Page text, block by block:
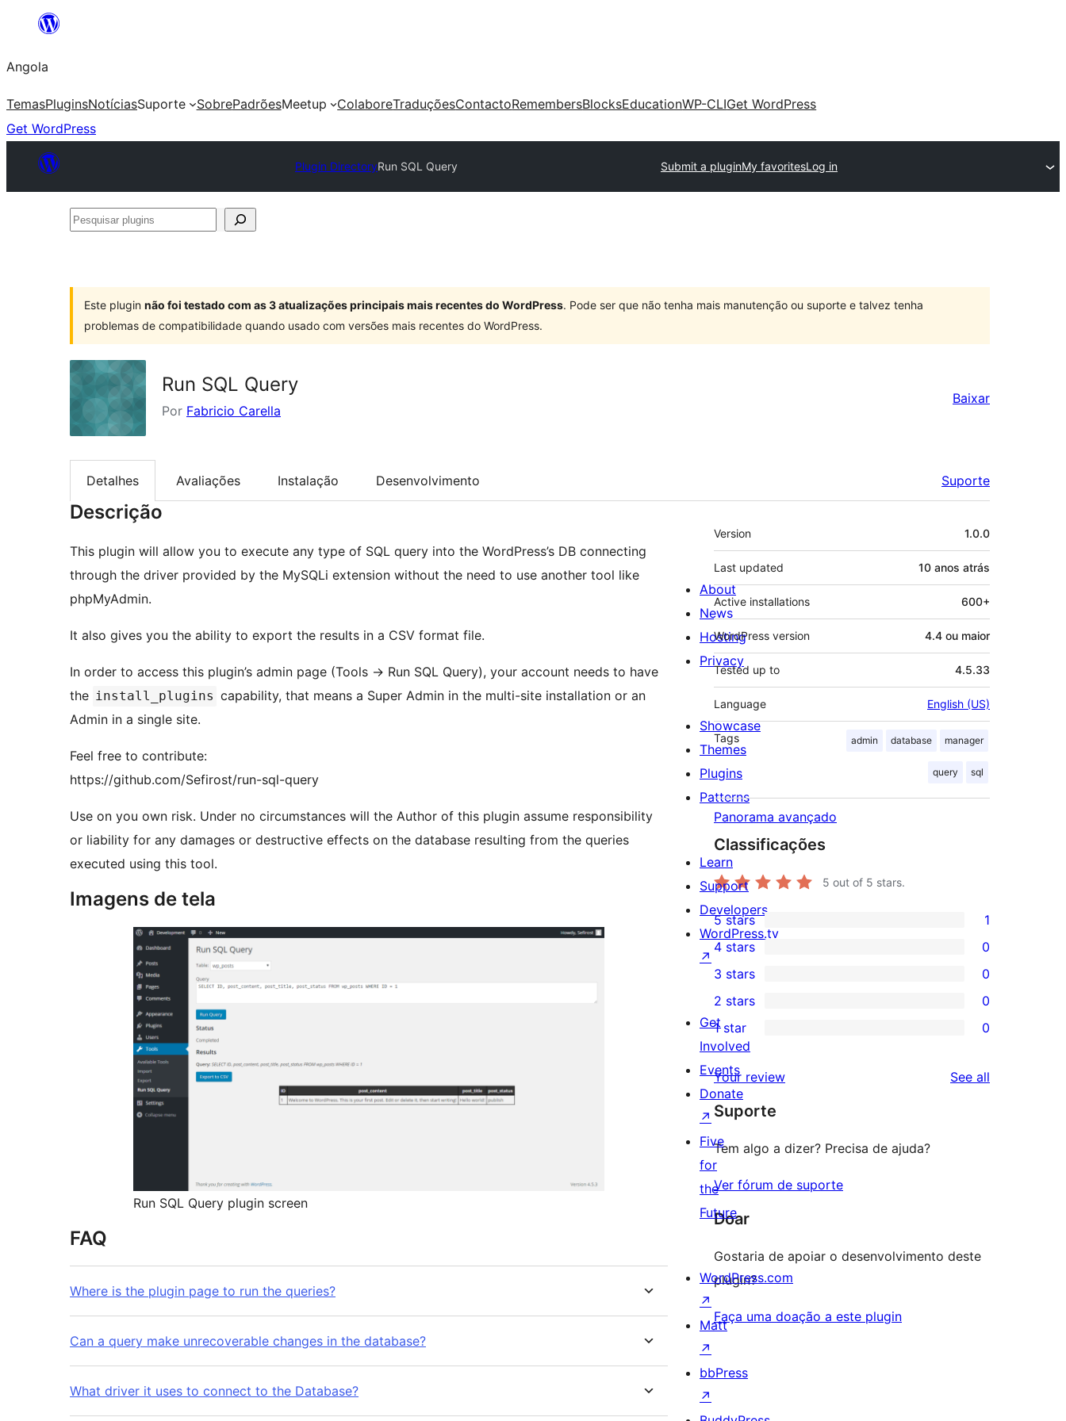
Saltar
o
conteúdo
Angola
TemasPluginsNotíciasSuporte SobrePadrõesMeetup ColaboreTraduçõesContactoRemembersBlocksEducationWP-CLIGet WordPress
Get WordPress
Plugin DirectoryRun SQL Query Submit a pluginMy favoritesLog in
Pesquisar
Este plugin não foi testado com as 3 atualizações principais mais recentes do WordPress. Pode ser que não tenha mais manutenção ou suporte e talvez tenha
problemas de compatibilidade quando usado com versões mais recentes do WordPress.
Run SQL Query
Por Fabricio Carella
Baixar
Detalhes Avaliações Instalação Desenvolvimento Suporte
Descrição
This plugin will allow you to execute any type of SQL query into the WordPress’s DB connecting
through the driver provided by the MySQLi extension without the need to use another tool like
phpMyAdmin.
It also gives you the ability to export the results in a CSV format file.
In order to access this plugin’s admin page (Tools -> Run SQL Query), your account needs to have
the install_plugins capability, that means a Super Admin in the multi-site installation or an
Admin in a single site.
Feel free to contribute:
https://github.com/Sefirost/run-sql-query
Use on you own risk. Under no circumstances will the Author of this plugin assume responsibility
or liability for any damages or destructive effects on the database resulting from the queries
executed using this tool.
Imagens de tela
Run SQL Query plugin screen
FAQ
Where is the plugin page to run the queries?
Can a query make unrecoverable changes in the database?
What driver it uses to connect to the Database?
Meta
Version 1.0.0
Last updated 10 anos atrás
Active installations 600+
WordPress version 4.4 ou maior
Tested up to 4.5.33
Language English (US)
Tags admin database manager
query sql
Panorama avançado
Classificações
5 out of 5 stars.
1
5-
star
review
5 stars 1
4-
star
reviews
4 stars 0
0
3-
star
reviews
3 stars 0
2-
reviews
2 stars 0
star
reviews
1 star 0
Your review See all
Suporte
Tem algo a dizer? Precisa de ajuda?
Ver fórum de suporte
Doar
Gostaria de apoiar o desenvolvimento deste
plugin?
Faça uma doação a este plugin
About
News
Hosting
Privacy
Showcase
Themes
Plugins
Patterns
Learn
Support
Developers
WordPress.tv
↗
Get
Involved
Events
Donate
↗
Five
for
the
Future
WordPress.com
↗
Matt
↗
bbPress
↗